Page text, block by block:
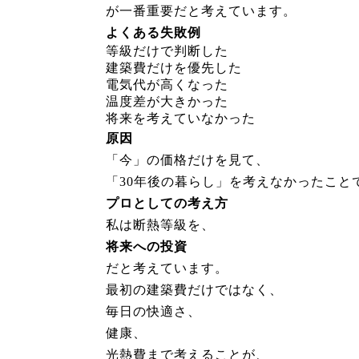
が一番重要だと考えています。
よくある失敗例
等級だけで判断した
建築費だけを優先した
電気代が高くなった
温度差が大きかった
将来を考えていなかった
原因
「今」の価格だけを見て、
「30年後の暮らし」を考えなかったこと
プロとしての考え方
私は断熱等級を、
将来への投資
だと考えています。
最初の建築費だけではなく、
毎日の快適さ、
健康、
光熱費まで考えることが、